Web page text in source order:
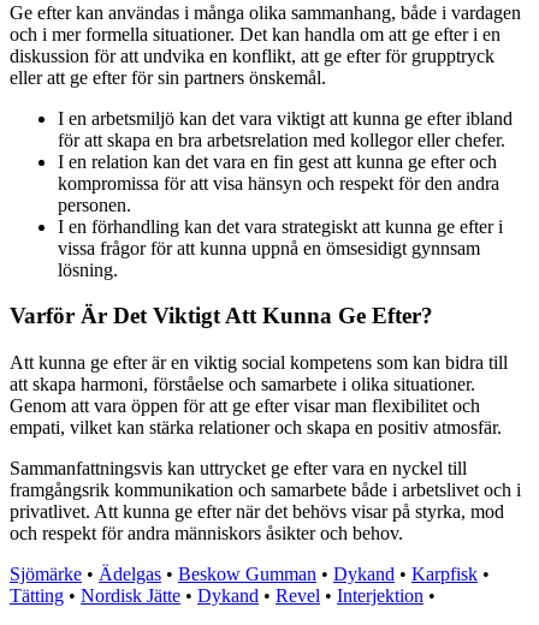
Ge efter kan användas i många olika sammanhang, både i vardagen
och i mer formella situationer. Det kan handla om att ge efter i en
diskussion för att undvika en konflikt, att ge efter för grupptryck
eller att ge efter för sin partners önskemål.
I en arbetsmiljö kan det vara viktigt att kunna ge efter ibland
för att skapa en bra arbetsrelation med kollegor eller chefer.
I en relation kan det vara en fin gest att kunna ge efter och
kompromissa för att visa hänsyn och respekt för den andra
personen.
I en förhandling kan det vara strategiskt att kunna ge efter i
vissa frågor för att kunna uppnå en ömsesidigt gynnsam
lösning.
Varför Är Det Viktigt Att Kunna Ge Efter?
Att kunna ge efter är en viktig social kompetens som kan bidra till
att skapa harmoni, förståelse och samarbete i olika situationer.
Genom att vara öppen för att ge efter visar man flexibilitet och
empati, vilket kan stärka relationer och skapa en positiv atmosfär.
Sammanfattningsvis kan uttrycket ge efter vara en nyckel till
framgångsrik kommunikation och samarbete både i arbetslivet och i
privatlivet. Att kunna ge efter när det behövs visar på styrka, mod
och respekt för andra människors åsikter och behov.
Sjömärke • Ädelgas • Beskow Gumman • Dykand • Karpfisk •
Tätting • Nordisk Jätte • Dykand • Revel • Interjektion •